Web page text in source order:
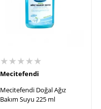
★★★★★
Mecitefendi
Mecitefendi Doğal Ağız
Bakım Suyu 225 ml